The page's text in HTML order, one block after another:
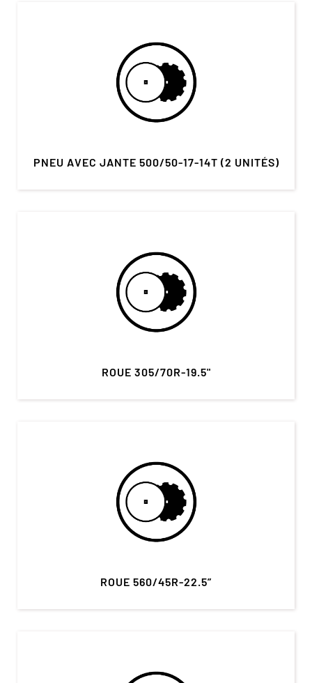
PNEU AVEC JANTE 500/50-17-14T (2 UNITÉS)
ROUE 305/70R-19.5"
ROUE 560/45R-22.5”